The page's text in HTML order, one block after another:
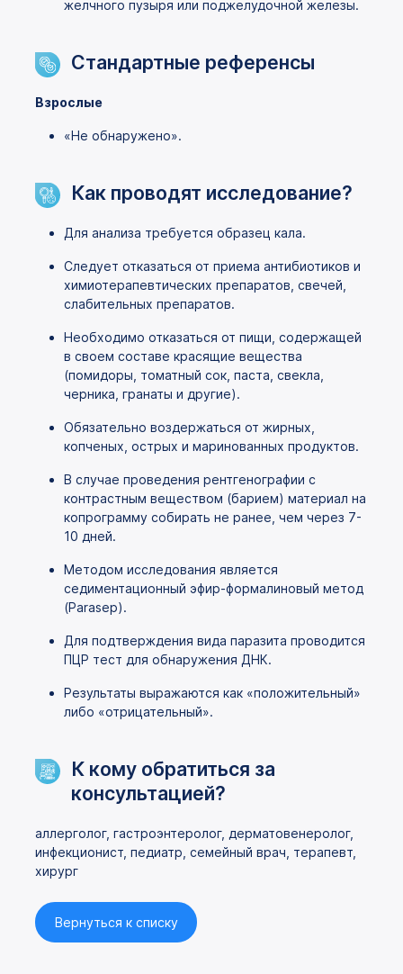
желчного пузыря или поджелудочной железы.
Стандартные референсы
Взрослые
«Не обнаружено».
Как проводят исследование?
Для анализа требуется образец кала.
Следует отказаться от приема антибиотиков и
химиотерапевтических препаратов, свечей,
слабительных препаратов.
Необходимо отказаться от пищи, содержащей
в своем составе красящие вещества
(помидоры, томатный сок, паста, свекла,
черника, гранаты и другие).
Обязательно воздержаться от жирных,
копченых, острых и маринованных продуктов.
В случае проведения рентгенографии с
контрастным веществом (барием) материал на
копрограмму собирать не ранее, чем через 7-
10 дней.
Методом исследования является
седиментационный эфир-формалиновый метод
(Parasep).
Для подтверждения вида паразита проводится
ПЦР тест для обнаружения ДНК.
Результаты выражаются как «положительный»
либо «отрицательный».
К кому обратиться за
консультацией?
аллерголог, гастроэнтеролог, дерматовенеролог,
инфекционист, педиатр, семейный врач, терапевт,
хирург
Вернуться к списку